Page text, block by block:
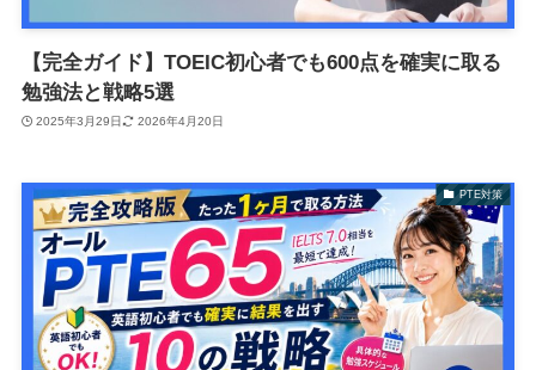
【完全ガイド】TOEIC初心者でも600点を確実に取る
勉強法と戦略5選
2025年3月29日 2026年4月20日
PTE対策